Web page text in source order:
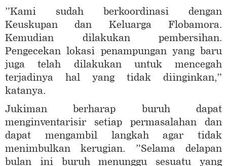
”Kami sudah berkoordinasi dengan
Keuskupan dan Keluarga Flobamora.
Kemudian dilakukan pembersihan.
Pengecekan lokasi penampungan yang baru
juga telah dilakukan untuk mencegah
terjadinya hal yang tidak diinginkan,”
katanya.
Jukiman berharap buruh dapat
menginventarisir setiap permasalahan dan
dapat mengambil langkah agar tidak
menimbulkan kerugian. ”Selama delapan
bulan ini buruh menunggu sesuatu yang